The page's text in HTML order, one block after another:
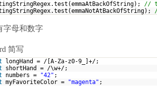
//
母和数字
简写
longHand = /[A-Za-z0-9_]+/;
shortHand = /\w+/;
numbers = "42" ;
myFavoriteColor = "magenta" ;